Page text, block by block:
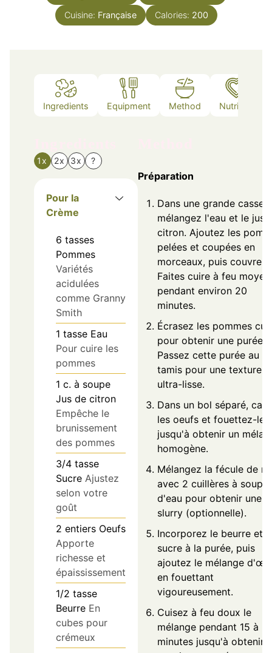
Cuisine: Française Calories: 200
Ingredients Equipment Method Nutrition
1x 2x 3x ?
Pour la
Crème
6 tasses
Pommes
Variétés
acidulées
comme Granny
Smith
1 tasse Eau
Pour cuire les
pommes
1 c. à soupe
Jus de citron
Empêche le
brunissement
des pommes
3/4 tasse
Sucre Ajustez
selon votre
goût
2 entiers Oeufs
Apporte
richesse et
épaississement
1/2 tasse
Beurre En
cubes pour
crémeux
Préparation
Dans une grande
mélangez l'eau et le jus
citron. Ajoutez les
pelées et coupées en
morceaux, puis couvrez.
Faites cuire à feu moyen
pendant environ 20
minutes.
Écrasez les pommes
pour obtenir une purée.
Passez cette purée au
tamis pour une texture
ultra-lisse.
Dans un bol séparé,
les oeufs et fouettez-les
jusqu'à obtenir un
homogène.
Mélangez la fécule de
avec 2 cuillères à soupe
d'eau pour obtenir une
slurry (optionnelle).
Incorporez le beurre et
sucre à la purée, puis
ajoutez le mélange
en fouettant
vigoureusement.
Cuisez à feu doux le
mélange pendant 15 à
minutes jusqu'à obtenir